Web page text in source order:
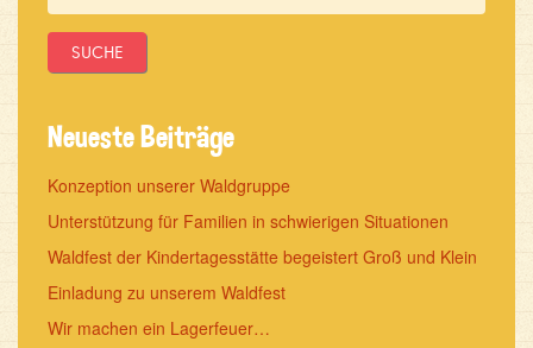
Neueste Beiträge
Konzeption unserer Waldgruppe
Unterstützung für Familien in schwierigen Situationen
Waldfest der Kindertagesstätte begeistert Groß und Klein
Einladung zu unserem Waldfest
Wir machen ein Lagerfeuer…